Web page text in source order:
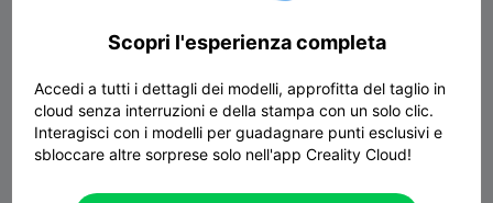
Scopri l'esperienza completa
Accedi a tutti i dettagli dei modelli, approfitta del taglio in
cloud senza interruzioni e della stampa con un solo clic.
Interagisci con i modelli per guadagnare punti esclusivi e
sbloccare altre sorprese solo nell'app Creality Cloud!